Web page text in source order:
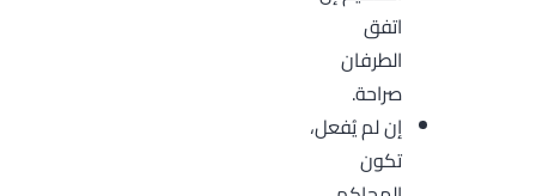
اتفق
الطرفان
صراحة.
إن لم يُفعل،
تكون